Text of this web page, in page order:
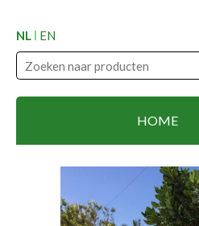
NL EN
HOME